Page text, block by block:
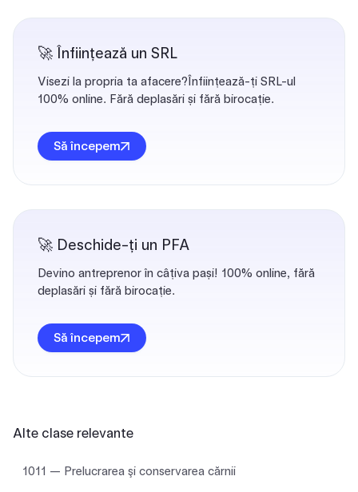
Alte clase relevante
1011 — Prelucrarea şi conservarea cărnii
🚀 Înființează un SRL
Visezi la propria ta afacere?Înființează-ți SRL-ul
100% online. Fără deplasări și fără birocație.
Să începem
🚀 Deschide-ți un PFA
Devino antreprenor în câțiva pași! 100% online, fără
deplasări și fără birocație.
Să începem